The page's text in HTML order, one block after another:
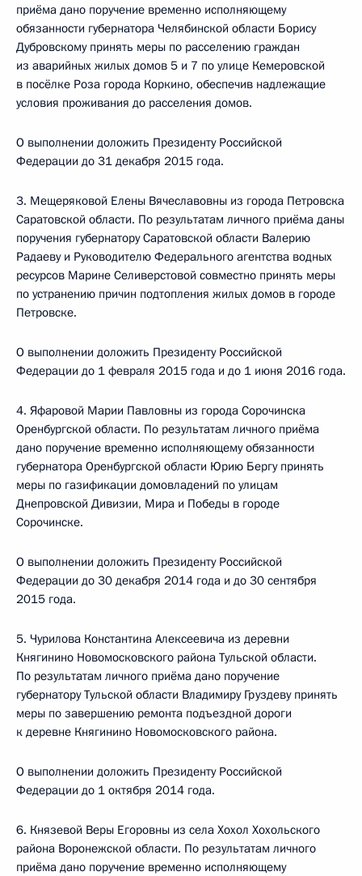
приёма дано поручение временно исполняющему
обязанности губернатора Челябинской области Борису
Дубровскому принять меры по расселению граждан
из аварийных жилых домов 5 и 7 по улице Кемеровской
в посёлке Роза города Коркино, обеспечив надлежащие
условия проживания до расселения домов.
О выполнении доложить Президенту Российской
Федерации до 31 декабря 2015 года.
3. Мещеряковой Елены Вячеславовны из города Петровска
Саратовской области. По результатам личного приёма даны
поручения губернатору Саратовской области Валерию
Радаеву и Руководителю Федерального агентства водных
ресурсов Марине Селиверстовой совместно принять меры
по устранению причин подтопления жилых домов в городе
Петровске.
О выполнении доложить Президенту Российской
Федерации до 1 февраля 2015 года и до 1 июня 2016 года.
4. Яфаровой Марии Павловны из города Сорочинска
Оренбургской области. По результатам личного приёма
дано поручение временно исполняющему обязанности
губернатора Оренбургской области Юрию Бергу принять
меры по газификации домовладений по улицам
Днепровской Дивизии, Мира и Победы в городе
Сорочинске.
О выполнении доложить Президенту Российской
Федерации до 30 декабря 2014 года и до 30 сентября
2015 года.
5. Чурилова Константина Алексеевича из деревни
Княгинино Новомосковского района Тульской области.
По результатам личного приёма дано поручение
губернатору Тульской области Владимиру Груздеву принять
меры по завершению ремонта подъездной дороги
к деревне Княгинино Новомосковского района.
О выполнении доложить Президенту Российской
Федерации до 1 октября 2014 года.
6. Князевой Веры Егоровны из села Хохол Хохольского
района Воронежской области. По результатам личного
приёма дано поручение временно исполняющему